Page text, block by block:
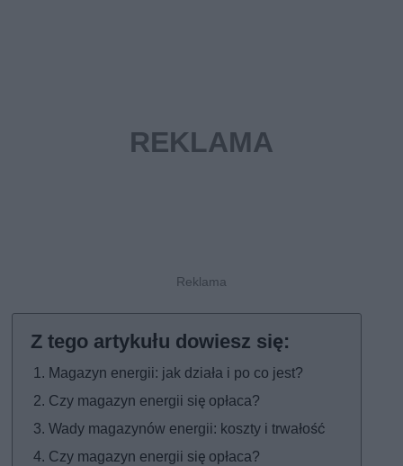
Magazyn energii: jak działa i po co jest?
Czy magazyn energii się opłaca?
Wady magazynów energii: koszty i trwałość
Czy magazyn energii się opłaca?